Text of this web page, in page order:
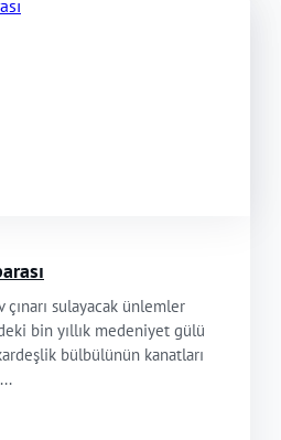
sulayacak ünlemler
bin yıllık medeniyet gülü
bülbülünün kanatları